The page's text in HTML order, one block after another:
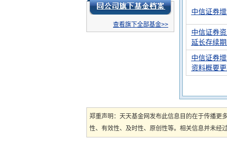
查看旗下全部基金>>
中信证券
中信证券
延长存续
中信证券
资料概要
郑重声明：天天基金网发布此信息目的在于传播更
性、有效性、及时性、原创性等。相关信息并未经